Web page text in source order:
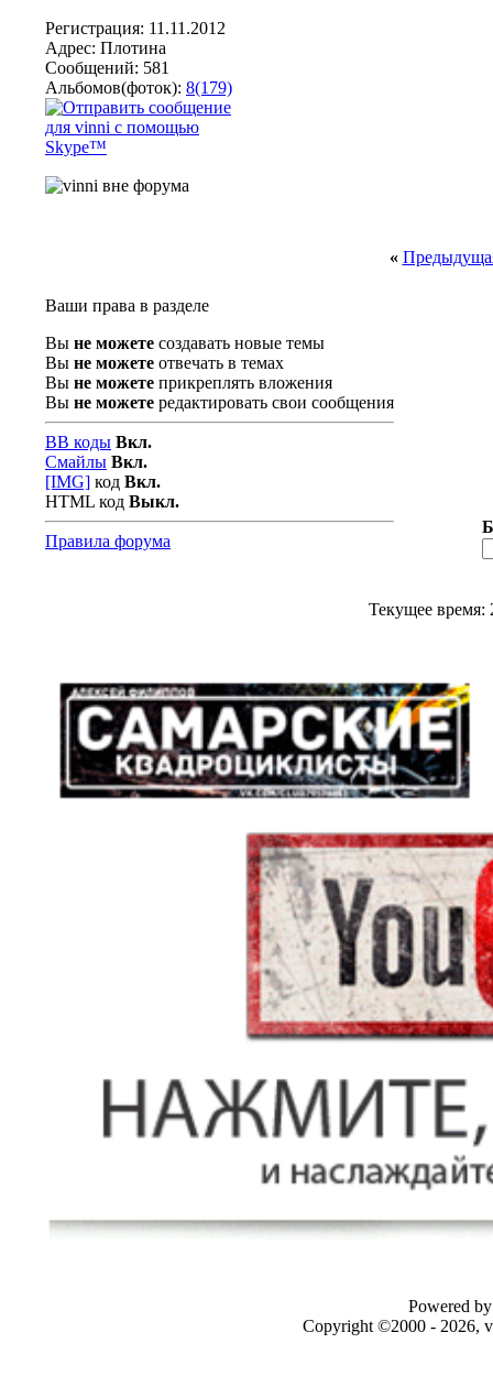
Регистрация: 11.11.2012
Адрес: Плотина
Сообщений: 581
Альбомов(фоток): 8(179)
«
Ваши права в разделе
Вы не можете создавать новые темы
Вы не можете отвечать в темах
Вы не можете прикреплять вложения
Вы не можете редактировать свои сообщения
BB коды Вкл.
Смайлы Вкл.
[IMG] код Вкл.
HTML код Выкл.
Правила форума
Текущее время:
Powered
Copyright ©2000 - 2026,